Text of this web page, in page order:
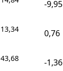
-9,95
13,34 0,76
43,68 -1,36